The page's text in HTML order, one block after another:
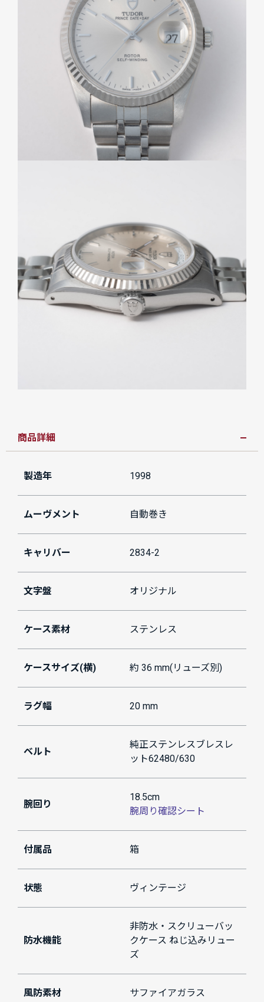
商品詳細
製造年 1998
ムーヴメント 自動巻き
キャリバー 2834-2
文字盤 オリジナル
ケース素材 ステンレス
ケースサイズ(横) 約 36 mm(リューズ別)
ラグ幅 20 mm
ベルト
純正ステンレスブレスレ
ット62480/630
腕回り
18.5cm
腕周り確認シート
付属品 箱
状態 ヴィンテージ
防水機能
非防水・スクリューバッ
クケース ねじ込みリュー
ズ
風防素材 サファイアガラス